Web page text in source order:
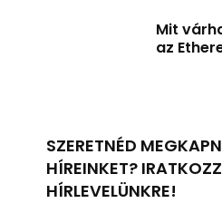
Mit
az
SZERETNÉD
HÍREINKET?
HÍRLEVELÜNKRE!